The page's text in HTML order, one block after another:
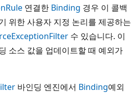
연결한 Binding 경우 이 콜백
위한 사용자 지정 논리를 제공하는
수 있습니다. 이
소스 값을 업데이트할 때 예외가
바인딩 엔진에서 Binding예외